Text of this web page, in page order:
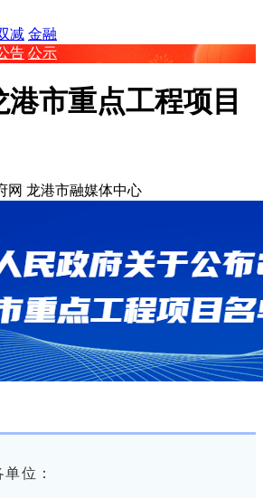
减 金融
告 公示
港市重点工程项目
网 龙港市融媒体中心
位：